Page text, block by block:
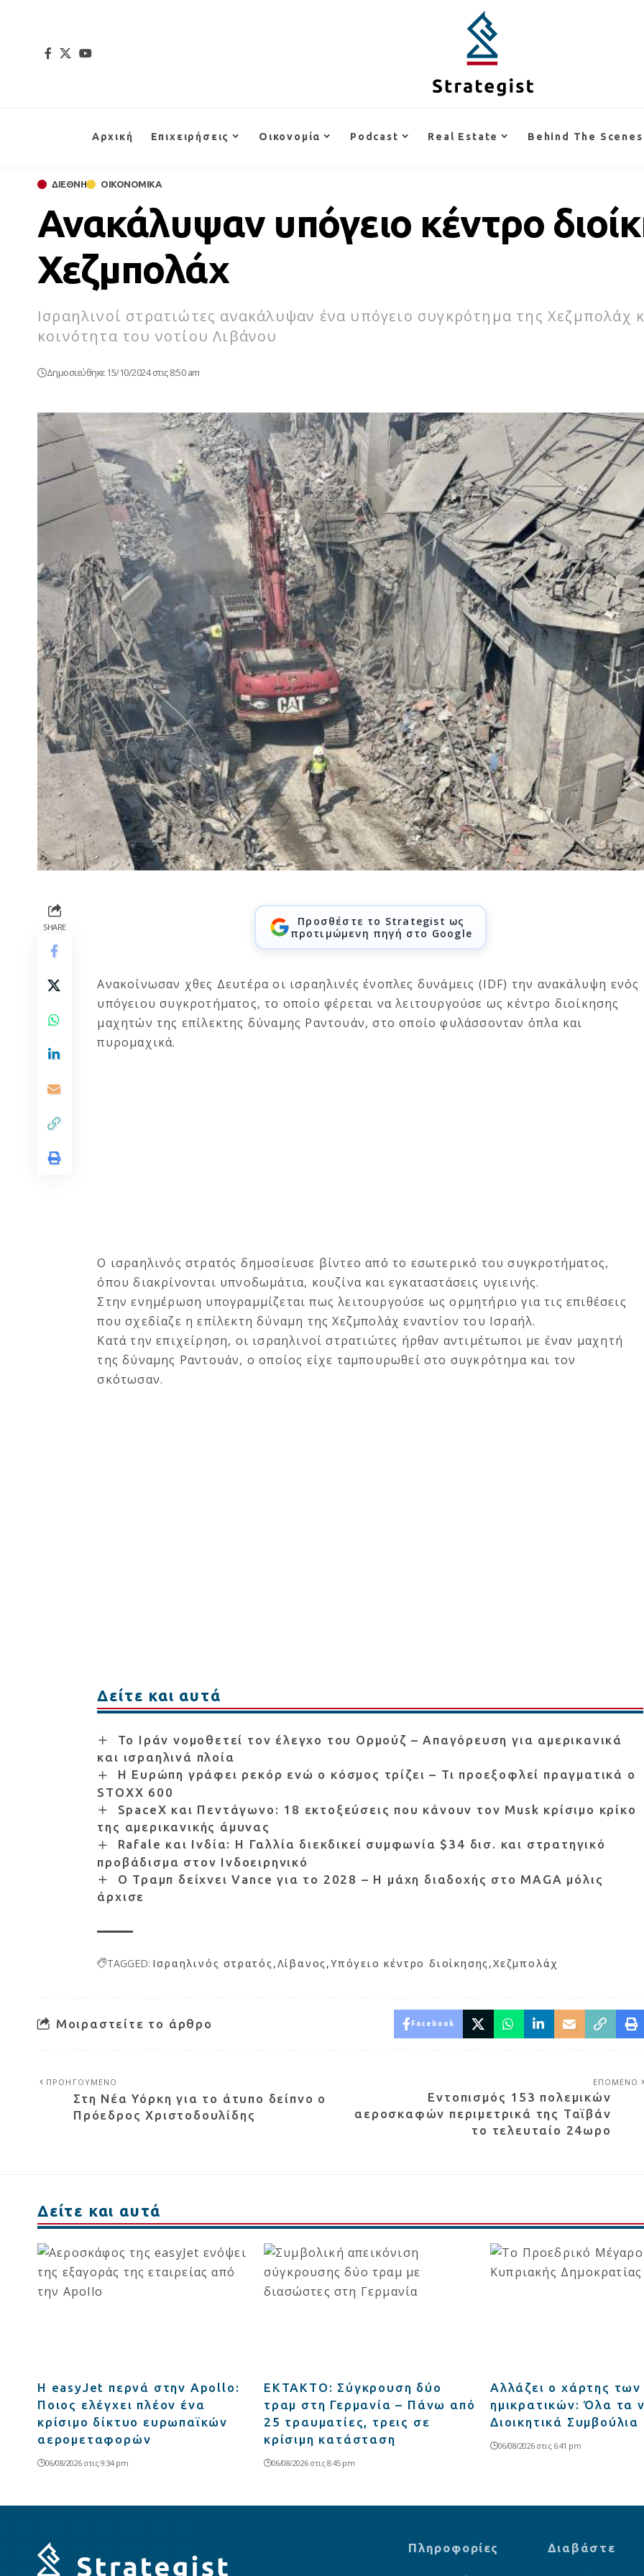
Αρχική Επιχειρήσεις Οικονομία Podcast Real Estate Behind The Scenes
ΔΙΕΘΝΗ ΟΙΚΟΝΟΜΙΚΑ
Ανακάλυψαν υπόγειο κέντρο
Χεζμπολάχ
Ισραηλινοί στρατιώτες ανακάλυψαν ένα υπόγειο συγκρότημα της Χεζμπολάχ
κοινότητα του νοτίου Λιβάνου
Δημοσιεύθηκε 15/10/2024 στις 8:50 am
SHARE
Προσθέστε το Strategist ως
προτιμώμενη πηγή στο Google
Ανακοίνωσαν χθες Δευτέρα οι ισραηλινές ένοπλες δυνάμεις (IDF) την ανακάλυψη ενός
υπόγειου συγκροτήματος, το οποίο φέρεται να λειτουργούσε ως κέντρο διοίκησης
μαχητών της επίλεκτης δύναμης Ραντουάν, στο οποίο φυλάσσονταν όπλα και
πυρομαχικά.
Ο ισραηλινός στρατός δημοσίευσε βίντεο από το εσωτερικό του συγκροτήματος,
όπου διακρίνονται υπνοδωμάτια, κουζίνα και εγκαταστάσεις υγιεινής.
Στην ενημέρωση υπογραμμίζεται πως λειτουργούσε ως ορμητήριο για τις επιθέσεις
που σχεδίαζε η επίλεκτη δύναμη της Χεζμπολάχ εναντίον του Ισραήλ.
Κατά την επιχείρηση, οι ισραηλινοί στρατιώτες ήρθαν αντιμέτωποι με έναν μαχητή
της δύναμης Ραντουάν, ο οποίος είχε ταμπουρωθεί στο συγκρότημα και τον
σκότωσαν.
Δείτε και αυτά
Το Ιράν νομοθετεί τον έλεγχο του Ορμούζ – Απαγόρευση για αμερικανικά
και ισραηλινά πλοία
Η Ευρώπη γράφει ρεκόρ ενώ ο κόσμος τρίζει – Τι προεξοφλεί πραγματικά ο
STOXX 600
SpaceX και Πεντάγωνο: 18 εκτοξεύσεις που κάνουν τον Musk κρίσιμο κρίκο
της αμερικανικής άμυνας
Rafale και Ινδία: Η Γαλλία διεκδικεί συμφωνία $34 δισ. και στρατηγικό
προβάδισμα στον Ινδοειρηνικό
Ο Τραμπ δείχνει Vance για το 2028 – Η μάχη διαδοχής στο MAGA μόλις
άρχισε
TAGGED: Ισραηλινός στρατός Λίβανος Υπόγειο κέντρο διοίκησης Χεζμπολάχ
Μοιραστείτε το άρθρο Facebook
ΠΡΟΗΓΟΥΜΕΝΟ
Στη Νέα Υόρκη για το άτυπο δείπνο ο
Πρόεδρος Χριστοδουλίδης
ΕΠΟΜΕΝΟ
Εντοπισμός 153 πολεμικών
αεροσκαφών περιμετρικά της Ταϊβάν
το τελευταίο 24ωρο
Δείτε και αυτά
Η easyJet περνά στην Apollo:
Ποιος ελέγχει πλέον ένα
κρίσιμο δίκτυο ευρωπαϊκών
αερομεταφορών
06/08/2026 στις 9:34 pm
ΕΚΤΑΚΤΟ: Σύγκρουση δύο
τραμ στη Γερμανία – Πάνω από
25 τραυματίες, τρεις σε
κρίσιμη κατάσταση
06/08/2026 στις 8:45 pm
Αλλάζει ο χάρτης των
ημικρατικών: Όλα τα
Διοικητικά Συμβούλια
06/08/2026 στις 6:41 pm
Πληροφορίες Διαβάστε